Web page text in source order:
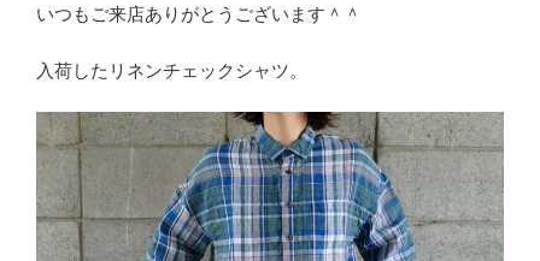
いつもご来店ありがとうございます＾＾
入荷したリネンチェックシャツ。